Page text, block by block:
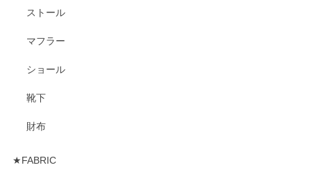
ストール
マフラー
ショール
靴下
財布
★FABRIC